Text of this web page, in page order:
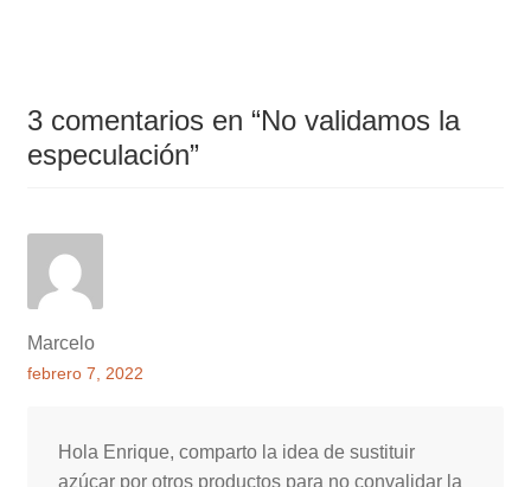
3 comentarios en “No validamos la
especulación”
Marcelo
febrero 7, 2022
Hola Enrique, comparto la idea de sustituir
azúcar por otros productos para no convalidar la